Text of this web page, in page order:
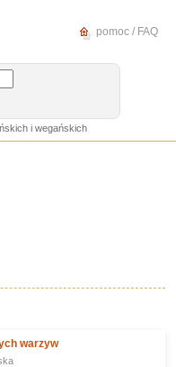
pomoc / FAQ
i wegańskich
warzyw